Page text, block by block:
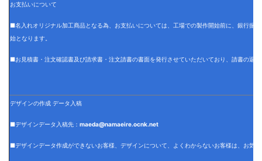
お支払いについて
■名入れオリジナル加工商品となる為、お支払いについては、工場での製作開始前に、銀行振
始となります。
■お見積書・注文確認書及び請求書・注文請書の書面を発行させていただいており、請書の返
デザインの作成 データ入稿
■デザインデータ入稿先： maeda@namaeire.ocnk.net
■デザインデータ作成ができないお客様、デザインについて、よくわからないお客様は、お気